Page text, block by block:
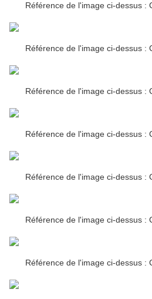
Référence de l'image ci-dessus :
Référence de l'image ci-dessus :
Référence de l'image ci-dessus :
Référence de l'image ci-dessus :
Référence de l'image ci-dessus :
Référence de l'image ci-dessus :
Référence de l'image ci-dessus :